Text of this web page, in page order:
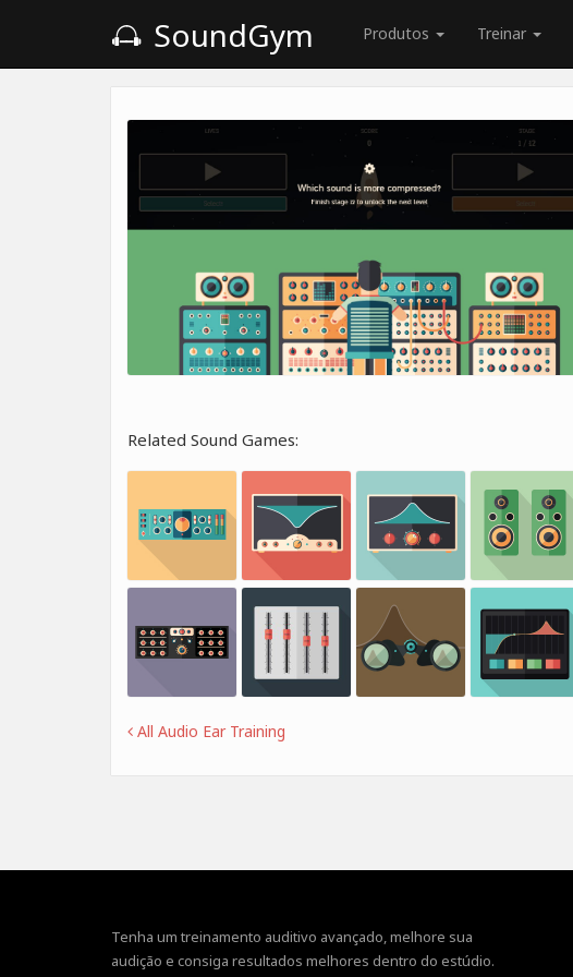
SoundGym Produtos Treinar
Related Sound Games:
All Audio Ear Training
Tenha um treinamento auditivo avançado, melhore sua
audição e consiga resultados melhores dentro do estúdio.